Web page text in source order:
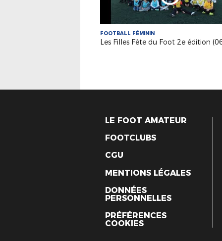
FOOTBALL FÉMININ
LE FOOT AMATEUR
FOOTCLUBS
CGU
MENTIONS LÉGALES
DONNÉES
PERSONNELLES
PRÉFÉRENCES
COOKIES